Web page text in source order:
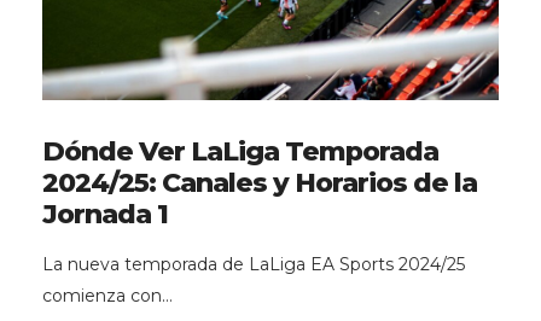
Dónde Ver LaLiga Temporada
2024/25: Canales y Horarios de la
Jornada 1
La nueva temporada de LaLiga EA Sports 2024/25
comienza con…